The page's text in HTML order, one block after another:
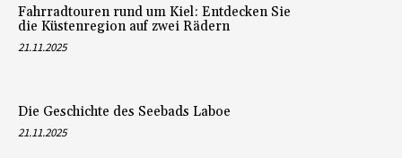
Fahrradtouren rund um Kiel: Entdecken Sie
die Küstenregion auf zwei Rädern
21.11.2025
Die Geschichte des Seebads Laboe
21.11.2025